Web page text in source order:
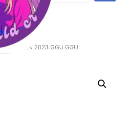
ENHYPEN 2023 GGU GGU